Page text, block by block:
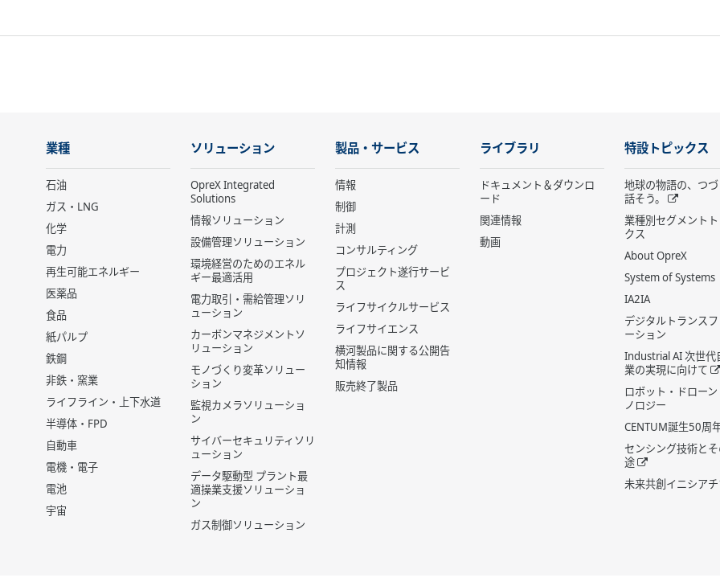
業種
石油
ガス・LNG
化学
電力
再生可能エネルギー
医薬品
食品
紙パルプ
鉄鋼
非鉄・窯業
ライフライン・上下水道
半導体・FPD
自動車
電機・電子
電池
宇宙
ソリューション
OpreX Integrated
Solutions
情報ソリューション
設備管理ソリューション
環境経営のためのエネル
ギー最適活用
電力取引・需給管理ソリ
ューション
カーボンマネジメントソ
リューション
モノづくり変革ソリュー
ション
監視カメラソリューショ
ン
サイバーセキュリティソリ
ューション
データ駆動型 プラント最
適操業支援ソリューショ
ン
ガス制御ソリューション
製品・サービス
情報
制御
計測
コンサルティング
プロジェクト遂行サービ
ス
ライフサイクルサービス
ライフサイエンス
横河製品に関する公開告
知情報
販売終了製品
ライブラリ
ドキュメント＆ダウンロ
ード
関連情報
動画
特設トピックス
地球の物語の、つ
話そう。
業種別セグメントト
クス
About OpreX
System of Systems
IA2IA
デジタルトランス
ーション
Industrial AI 次世代
業の実現に向けて
ロボット・ドローン
ノロジー
CENTUM誕生50周
センシング技術と
途
未来共創イニシア